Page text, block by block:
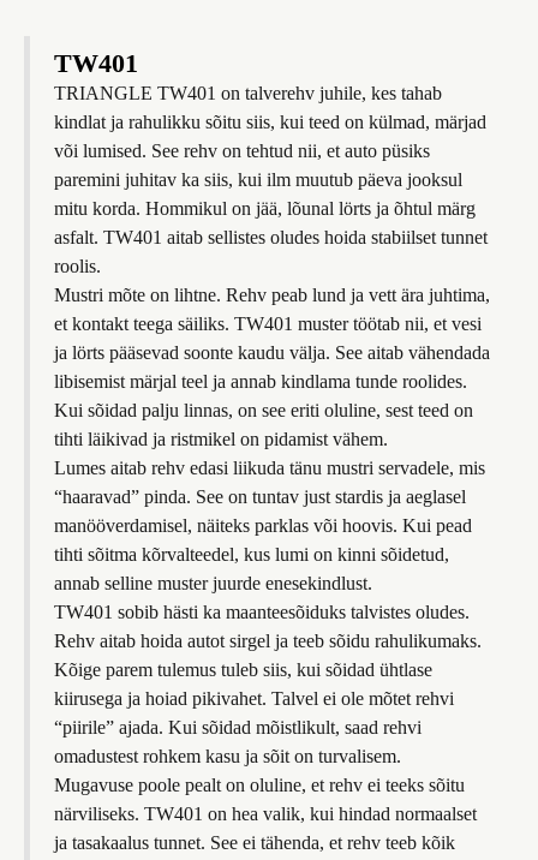
TW401
TRIANGLE TW401 on talverehv juhile, kes tahab
kindlat ja rahulikku sõitu siis, kui teed on külmad, märjad
või lumised. See rehv on tehtud nii, et auto püsiks
paremini juhitav ka siis, kui ilm muutub päeva jooksul
mitu korda. Hommikul on jää, lõunal lörts ja õhtul märg
asfalt. TW401 aitab sellistes oludes hoida stabiilset tunnet
roolis.
Mustri mõte on lihtne. Rehv peab lund ja vett ära juhtima,
et kontakt teega säiliks. TW401 muster töötab nii, et vesi
ja lörts pääsevad soonte kaudu välja. See aitab vähendada
libisemist märjal teel ja annab kindlama tunde roolides.
Kui sõidad palju linnas, on see eriti oluline, sest teed on
tihti läikivad ja ristmikel on pidamist vähem.
Lumes aitab rehv edasi liikuda tänu mustri servadele, mis
“haaravad” pinda. See on tuntav just stardis ja aeglasel
manööverdamisel, näiteks parklas või hoovis. Kui pead
tihti sõitma kõrvalteedel, kus lumi on kinni sõidetud,
annab selline muster juurde enesekindlust.
TW401 sobib hästi ka maanteesõiduks talvistes oludes.
Rehv aitab hoida autot sirgel ja teeb sõidu rahulikumaks.
Kõige parem tulemus tuleb siis, kui sõidad ühtlase
kiirusega ja hoiad pikivahet. Talvel ei ole mõtet rehvi
“piirile” ajada. Kui sõidad mõistlikult, saad rehvi
omadustest rohkem kasu ja sõit on turvalisem.
Mugavuse poole pealt on oluline, et rehv ei teeks sõitu
närviliseks. TW401 on hea valik, kui hindad normaalset
ja tasakaalus tunnet. See ei tähenda, et rehv teeb kõik